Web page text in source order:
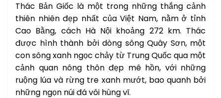
Thác Bản Giốc là một trong những thắng cảnh
thiên nhiên đẹp nhất của Việt Nam, nằm ở tỉnh
Cao Bằng, cách Hà Nội khoảng 272 km. Thác
được hình thành bởi dòng sông Quây Sơn, một
con sông xanh ngọc chảy từ Trung Quốc qua một
cảnh quan nông thôn đẹp mê hồn, với những
ruộng lúa và rừng tre xanh mướt, bao quanh bởi
những ngọn núi đá vôi hùng vĩ.